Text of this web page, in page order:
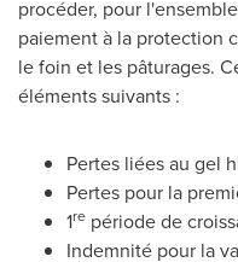
procéder, pour
paiement à la protection
le foin et les pâturages.
éléments suivants :
Pertes liées au gel
Pertes pour la
1re période de
Indemnité pour la